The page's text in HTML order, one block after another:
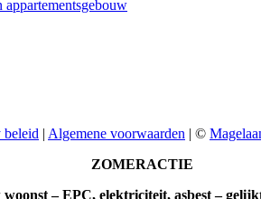
appartementsgebouw
| Algemene voorwaarden | ©
ZOMERACTIE
– EPC, elektriciteit, asbest –